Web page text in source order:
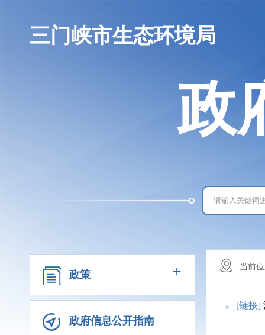
三门峡市生态环境局
政
政策 +
政府信息公开指南
当前
[链接]